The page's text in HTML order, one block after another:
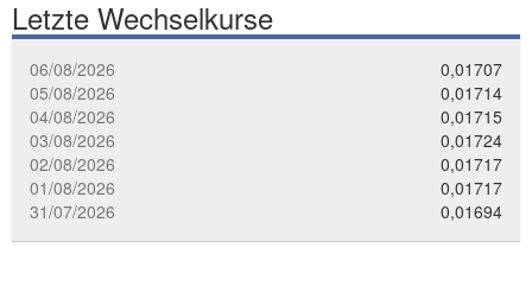
Letzte Wechselkurse
06/08/2026
0,01707
05/08/2026
0,01714
04/08/2026
0,01715
03/08/2026
0,01724
02/08/2026
0,01717
01/08/2026
0,01717
31/07/2026
0,01694